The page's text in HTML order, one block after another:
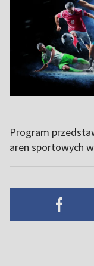
Program
aren sportowych